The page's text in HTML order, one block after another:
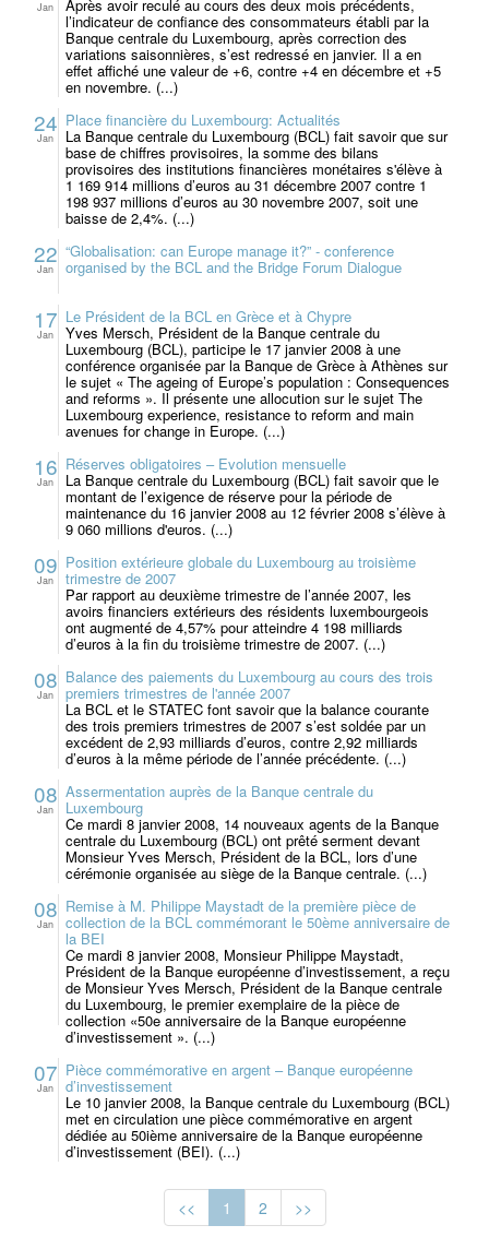
Jan Après avoir reculé au cours des deux mois précédents,
l’indicateur de confiance des consommateurs établi par la
Banque centrale du Luxembourg, après correction des
variations saisonnières, s’est redressé en janvier. Il a en
effet affiché une valeur de +6, contre +4 en décembre et +5
en novembre. (...)
24
Jan
Place financière du Luxembourg: Actualités
La Banque centrale du Luxembourg (BCL) fait savoir que sur
base de chiffres provisoires, la somme des bilans
provisoires des institutions financières monétaires s'élève à
1 169 914 millions d’euros au 31 décembre 2007 contre 1
198 937 millions d’euros au 30 novembre 2007, soit une
baisse de 2,4%. (...)
22
Jan
“Globalisation: can Europe manage it?” - conference
organised by the BCL and the Bridge Forum Dialogue
17
Jan
Le Président de la BCL en Grèce et à Chypre
Yves Mersch, Président de la Banque centrale du
Luxembourg (BCL), participe le 17 janvier 2008 à une
conférence organisée par la Banque de Grèce à Athènes sur
le sujet « The ageing of Europe’s population : Consequences
and reforms ». Il présente une allocution sur le sujet The
Luxembourg experience, resistance to reform and main
avenues for change in Europe. (...)
16
Jan
Réserves obligatoires – Evolution mensuelle
La Banque centrale du Luxembourg (BCL) fait savoir que le
montant de l’exigence de réserve pour la période de
maintenance du 16 janvier 2008 au 12 février 2008 s’élève à
9 060 millions d'euros. (...)
09
Jan
Position extérieure globale du Luxembourg au troisième
trimestre de 2007
Par rapport au deuxième trimestre de l’année 2007, les
avoirs financiers extérieurs des résidents luxembourgeois
ont augmenté de 4,57% pour atteindre 4 198 milliards
d’euros à la fin du troisième trimestre de 2007. (...)
08
Jan
Balance des paiements du Luxembourg au cours des trois
premiers trimestres de l'année 2007
La BCL et le STATEC font savoir que la balance courante
des trois premiers trimestres de 2007 s’est soldée par un
excédent de 2,93 milliards d’euros, contre 2,92 milliards
d’euros à la même période de l’année précédente. (...)
08
Jan
Assermentation auprès de la Banque centrale du
Luxembourg
Ce mardi 8 janvier 2008, 14 nouveaux agents de la Banque
centrale du Luxembourg (BCL) ont prêté serment devant
Monsieur Yves Mersch, Président de la BCL, lors d’une
cérémonie organisée au siège de la Banque centrale. (...)
08
Jan
Remise à M. Philippe Maystadt de la première pièce de
collection de la BCL commémorant le 50ème anniversaire de
la BEI
Ce mardi 8 janvier 2008, Monsieur Philippe Maystadt,
Président de la Banque européenne d’investissement, a reçu
de Monsieur Yves Mersch, Président de la Banque centrale
du Luxembourg, le premier exemplaire de la pièce de
collection «50e anniversaire de la Banque européenne
d’investissement ». (...)
07
Jan
Pièce commémorative en argent – Banque européenne
d’investissement
Le 10 janvier 2008, la Banque centrale du Luxembourg (BCL)
met en circulation une pièce commémorative en argent
dédiée au 50ième anniversaire de la Banque européenne
d’investissement (BEI). (...)
<< 1 2 >>